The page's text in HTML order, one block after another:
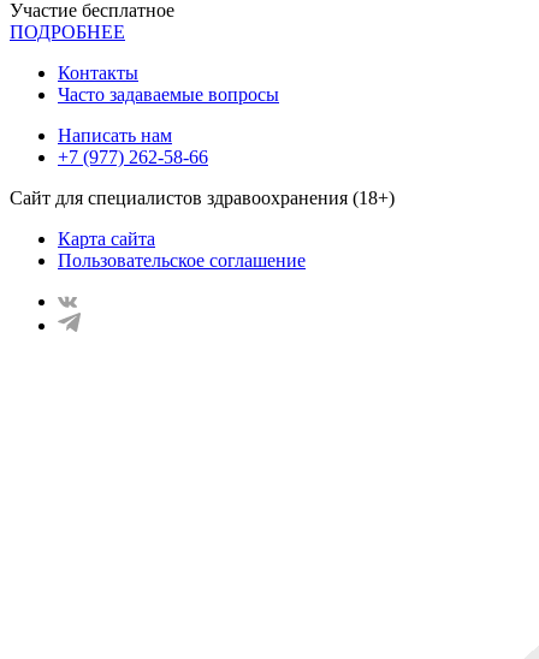
Участие бесплатное
ПОДРОБНЕЕ
Контакты
Часто задаваемые вопросы
Написать нам
+7 (977) 262-58-66
Сайт для специалистов здравоохранения (18+)
Карта сайта
Пользовательское соглашение